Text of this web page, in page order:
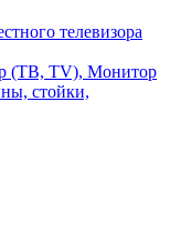
телевизора
(ТВ, TV), Монитор
стойки,